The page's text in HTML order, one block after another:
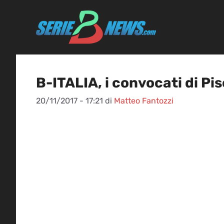
B-ITALIA, i convocati di
20/11/2017 - 17:21 di Matteo Fantozzi